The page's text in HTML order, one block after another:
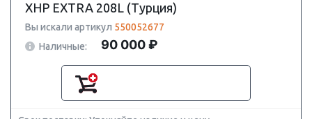
XHP EXTRA 208L (Турция)
Вы искали артикул 550052677
Наличные:
90 000 ₽